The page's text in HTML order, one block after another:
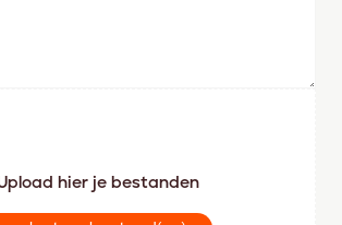
hier je bestanden